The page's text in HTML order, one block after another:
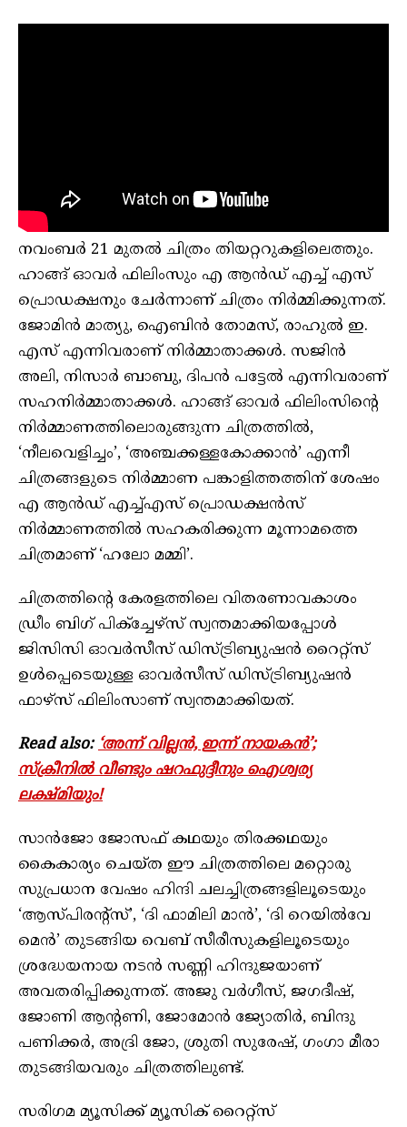
നവംബർ 21 മുതൽ ചിത്രം തിയറ്ററുകളിലെത്തും.
ഹാങ്ങ് ഓവർ ഫിലിംസും എ ആൻഡ് എച്ച് എസ്
പ്രൊഡക്ഷനും ചേർന്നാണ് ചിത്രം നിർമ്മിക്കുന്നത്.
ജോമിൻ മാത്യു, ഐബിൻ തോമസ്, രാഹുൽ ഇ.
എസ് എന്നിവരാണ് നിർമ്മാതാക്കൾ. സജിൻ
അലി, നിസാർ ബാബു, ദിപൻ പട്ടേൽ എന്നിവരാണ്
സഹനിർമ്മാതാക്കൾ. ഹാങ്ങ് ഓവർ ഫിലിംസിന്റെ
നിർമ്മാണത്തിലൊരുങ്ങുന്ന ചിത്രത്തിൽ,
‘നീലവെളിച്ചം’, ‘അഞ്ചക്കള്ളകോക്കാൻ’ എന്നീ
ചിത്രങ്ങളുടെ നിർമ്മാണ പങ്കാളിത്തത്തിന് ശേഷം
എ ആൻഡ് എച്ച്എസ് പ്രൊഡക്ഷൻസ്
നിർമ്മാണത്തിൽ സഹകരിക്കുന്ന മൂന്നാമത്തെ
ചിത്രമാണ് ‘ഹലോ മമ്മി’.
ചിത്രത്തിന്റെ കേരളത്തിലെ വിതരണാവകാശം
ഡ്രീം ബിഗ് പിക്ച്ചേഴ്സ് സ്വന്തമാക്കിയപ്പോൾ
ജിസിസി ഓവർസീസ് ഡിസ്ട്രിബ്യുഷൻ റൈറ്റ്സ്
ഉൾപ്പെടെയുള്ള ഓവർസീസ് ഡിസ്ട്രിബ്യുഷൻ
ഫാഴ്സ് ഫിലിംസാണ് സ്വന്തമാക്കിയത്.
Read also:‘അന്ന് വില്ലൻ, ഇന്ന് നായകൻ’;
സ്ക്രീനിൽ വീണ്ടും ഷറഫുദ്ദീനും ഐശ്വര്യ
ലക്ഷ്മിയും!
സാൻജോ ജോസഫ് കഥയും തിരക്കഥയും
കൈകാര്യം ചെയ്ത ഈ ചിത്രത്തിലെ മറ്റൊരു
സുപ്രധാന വേഷം ഹിന്ദി ചലച്ചിത്രങ്ങളിലൂടെയും
‘ആസ്പിരന്റ്സ്’, ‘ദി ഫാമിലി മാൻ’, ‘ദി റെയിൽവേ
മെൻ’ തുടങ്ങിയ വെബ് സീരീസുകളിലൂടെയും
ശ്രദ്ധേയനായ നടൻ സണ്ണി ഹിന്ദുജയാണ്
അവതരിപ്പിക്കുന്നത്. അജു വർഗീസ്, ജഗദീഷ്,
ജോണി ആന്റണി, ജോമോൻ ജ്യോതിർ, ബിന്ദു
പണിക്കർ, അദ്രി ജോ, ശ്രുതി സുരേഷ്, ഗംഗാ മീരാ
തുടങ്ങിയവരും ചിത്രത്തിലുണ്ട്.
സരിഗമ മ്യൂസിക്ക് മ്യൂസിക് റൈറ്റ്സ്